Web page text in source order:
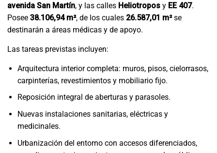
avenida San Martín, y las calles Heliotropos y EE 407.
Posee 38.106,94 m², de los cuales 26.587,01 m²se
destinarán a áreas médicas y de apoyo.
Las tareas previstas incluyen:
Arquitectura interior completa: muros, pisos, cielorrasos,
carpinterías, revestimientos y mobiliario fijo.
Reposición integral de aberturas y parasoles.
Nuevas instalaciones sanitarias, eléctricas y
medicinales.
Urbanización del entorno con accesos diferenciados,